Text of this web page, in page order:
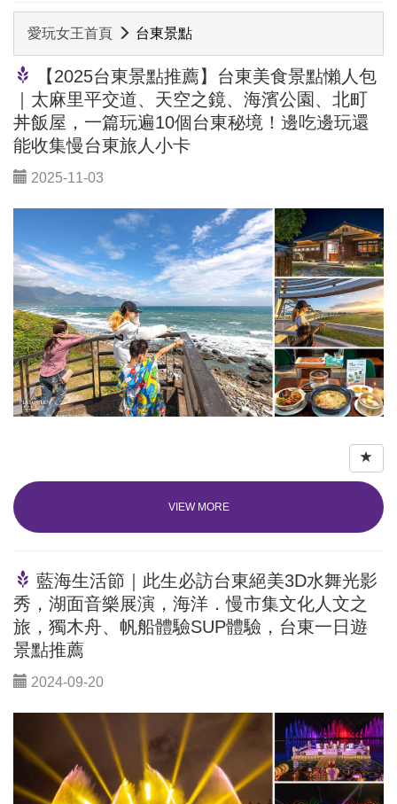
愛玩女王首頁 台東景點
【2025台東景點推薦】台東美食景點懶人包
｜太麻里平交道、天空之鏡、海濱公園、北町
丼飯屋，一篇玩遍10個台東秘境！邊吃邊玩還
能收集慢台東旅人小卡
2025-11-03
VIEW MORE
藍海生活節｜此生必訪台東絕美3D水舞光影
秀，湖面音樂展演，海洋．慢市集文化⼈⽂之
旅，獨木舟、帆船體驗SUP體驗，台東⼀⽇遊
景點推薦
2024-09-20